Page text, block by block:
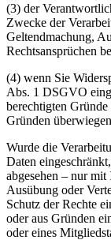
(3) der
Zwecke der
Geltendmachung,
Rechtsansprüchen
(4) wenn Sie
Abs. 1 DSGVO
berechtigten
Gründen
Wurde die
Daten
abgesehen – nur
Ausübung oder
Schutz der Rechte
oder aus Gründen
oder eines